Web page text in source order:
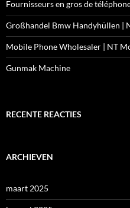
Fournisseurs en gros de
Großhandel Bmw Handyhüllen |
Mobile Phone Wholesaler | NT
Gunmak Machine
RECENTE REACTIES
ARCHIEVEN
maart 2025